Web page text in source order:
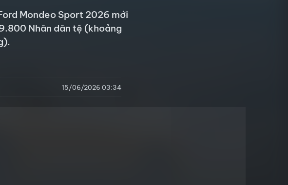
Mondeo Sport 2026 mới
Nhân dân tệ (khoảng
15/06/2026 03:34